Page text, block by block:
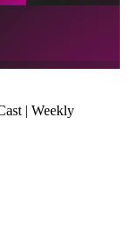
| Weekly